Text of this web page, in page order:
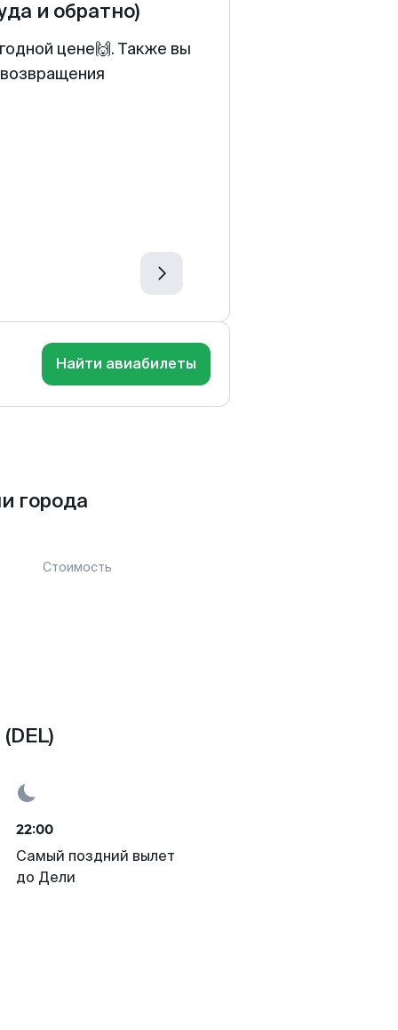
и обратно)
цене🙌. Также вы
Найти авиабилеты
города
Стоимость
22:00
Самый поздний вылет
до Дели